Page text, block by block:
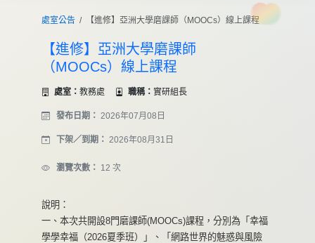
處室公告 【進修】亞洲大學磨課師（MOOCs）線上課程
【進修】亞洲大學磨課師
（MOOCs）線上課程
處室： 教務處 職稱： 實研組長
發布日期： 2026年07月08日
下架／到期： 2026年08月31日
瀏覽次數： 12 次
說明：
一、本次共開設8門磨課師(MOOCs)課程，分別為「幸福
學學幸福（2026夏季班）」、「網路世界的魅惑與風險